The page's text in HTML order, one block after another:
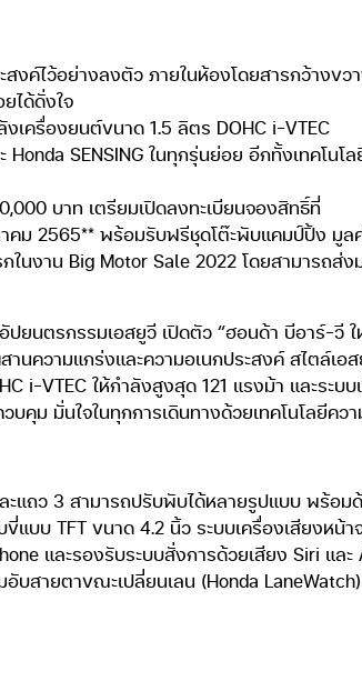
งค์ไว้อย่างลงตัว ภายในห้องโดยสารกว้าง
ได้ดั่งใจ
เครื่องยนต์ขนาด 1.5 ลิตร DOHC i-VTEC
SENSING ในทุกรุ่นย่อย อีกทั้งเทคโนโ
บาท เตรียมเปิดลงทะเบียนจองสิทธิ์ที่
ม 2565** พร้อมรับฟรีชุดโต๊ะพับแคมป์ปิ้ง มูล
นงาน Big Motor Sale 2022 โดยสามารถส่
ยนตรกรรมเอสยูวี เปิดตัว “ฮอนด้า บีอาร์-วี
ความแกร่งและความอเนกประสงค์ สไตล์เ
i-VTEC ให้กำลังสูงสุด 121 แรงม้า และระ
คุม มั่นใจในทุกการเดินทางด้วยเทคโนโลยีค
แถว 3 สามารถปรับพับได้หลายรูปแบบ พร้อม
บ TFT ขนาด 4.2 นิ้ว ระบบเครื่องเสียงหน้
และรองรับระบบสั่งการด้วยเสียง Siri แล
สายตาขณะเปลี่ยนเลน (Honda